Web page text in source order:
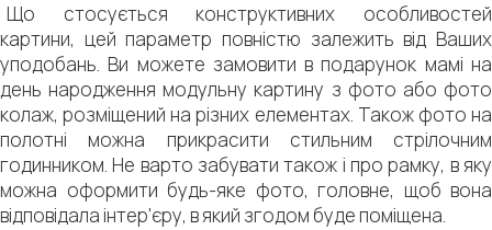
Що стосується конструктивних особливостей
картини, цей параметр повністю залежить від Ваших
уподобань. Ви можете замовити в подарунок мамі на
день народження модульну картину з фото або фото
колаж, розміщений на різних елементах. Також фото на
полотні можна прикрасити стильним стрілочним
годинником. Не варто забувати також і про рамку, в яку
можна оформити будь-яке фото, головне, щоб вона
відповідала інтер'єру, в який згодом буде поміщена.